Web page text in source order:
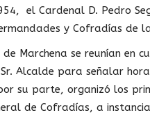
el Cardenal D. Pedro
y Cofradías de
Marchena se reunían en
Alcalde para señalar
su parte, organizó los
de Cofradías, a